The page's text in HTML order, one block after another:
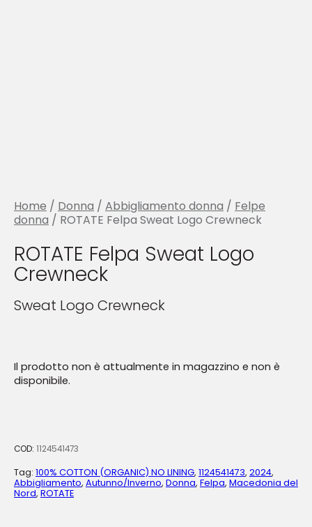
Home / Donna / Abbigliamento donna / Felpe
donna / ROTATE Felpa Sweat Logo Crewneck
ROTATE Felpa Sweat Logo
Crewneck
Sweat Logo Crewneck
Il prodotto non è attualmente in magazzino e non è
disponibile.
COD: 1124541473
Tag: 100% COTTON (ORGANIC) NO LINING, 1124541473, 2024,
Abbigliamento, Autunno/Inverno, Donna, Felpa, Macedonia del
Nord, ROTATE